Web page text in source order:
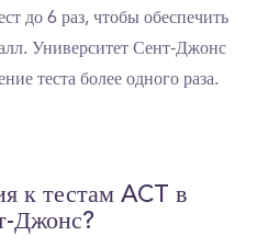
до 6 раз, чтобы обеспечить
Университет Сент-Джонс
теста более одного раза.
к тестам ACT в
Джонс?